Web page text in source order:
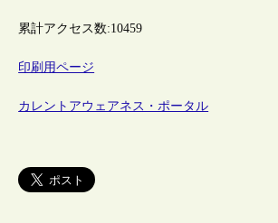
累計アクセス数:10459
印刷用ページ
カレントアウェアネス・ポータル